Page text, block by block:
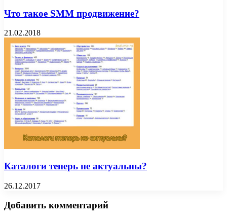
Что такое SMM продвижение?
21.02.2018
Каталоги теперь не актуальны?
26.12.2017
Добавить комментарий